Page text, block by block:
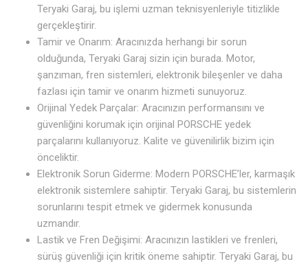
Teryaki Garaj, bu işlemi uzman teknisyenleriyle titizlikle
gerçekleştirir.
Tamir ve Onarım: Aracınızda herhangi bir sorun
olduğunda, Teryaki Garaj sizin için burada. Motor,
şanzıman, fren sistemleri, elektronik bileşenler ve daha
fazlası için tamir ve onarım hizmeti sunuyoruz.
Orijinal Yedek Parçalar: Aracınızın performansını ve
güvenliğini korumak için orijinal PORSCHE yedek
parçalarını kullanıyoruz. Kalite ve güvenilirlik bizim için
önceliktir.
Elektronik Sorun Giderme: Modern PORSCHE’ler, karmaşık
elektronik sistemlere sahiptir. Teryaki Garaj, bu sistemlerin
sorunlarını tespit etmek ve gidermek konusunda
uzmandır.
Lastik ve Fren Değişimi: Aracınızın lastikleri ve frenleri,
sürüş güvenliği için kritik öneme sahiptir. Teryaki Garaj, bu